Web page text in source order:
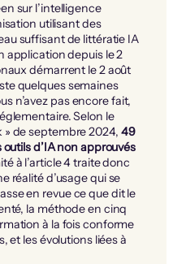
sur l’intelligence
utilisant des
suffisant de littératie IA
application depuis le 2
démarrent le 2 août
quelques semaines
n’avez pas encore fait,
Selon le
» de septembre 2024, 49
d’IA non approuvés
à l’article 4 traite donc
réalité d’usage qui se
en revue ce que dit le
la méthode en cinq
à la fois conforme
et les évolutions liées à